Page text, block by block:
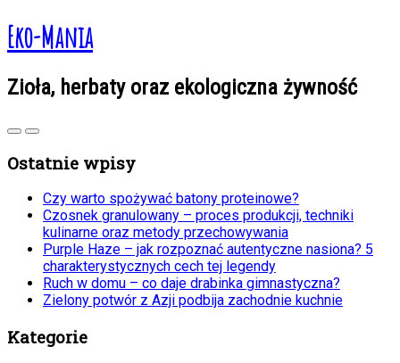
Eko-Mania
Zioła, herbaty oraz ekologiczna żywność
Ostatnie wpisy
Czy warto spożywać batony proteinowe?
Czosnek granulowany – proces produkcji, techniki
kulinarne oraz metody przechowywania
Purple Haze – jak rozpoznać autentyczne nasiona? 5
charakterystycznych cech tej legendy
Ruch w domu – co daje drabinka gimnastyczna?
Zielony potwór z Azji podbija zachodnie kuchnie
Kategorie